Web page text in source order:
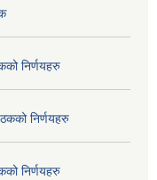
निर्णयहरु
निर्णयहरु
निर्णयहरु